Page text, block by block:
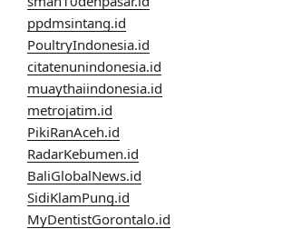
ppdmsintang.id
PoultryIndonesia.id
citatenunindonesia.id
muaythaiindonesia.id
metrojatim.id
PikiRanAceh.id
RadarKebumen.id
BaliGlobalNews.id
SidiKlamPung.id
MyDentistGorontalo.id